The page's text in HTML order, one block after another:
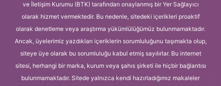
ve İletişim Kurumu (BTK) tarafından onaylanmış bir Yer Sağlayıcı
olarak hizmet vermektedir. Bu nedenle, sitedeki içerikleri proaktif
olarak denetleme veya araştırma yükümlülüğümüz bulunmamaktadır.
Ancak, üyelerimiz yazdıkları içeriklerin sorumluluğunu taşımakta olup,
siteye üye olarak bu sorumluluğu kabul etmiş sayılırlar. Bu internet
sitesi, herhangi bir marka, kurum veya şahıs şirketi ile hiçbir bağlantısı
bulunmamaktadır. Sitede yalnızca kendi hazırladığımız makaleler